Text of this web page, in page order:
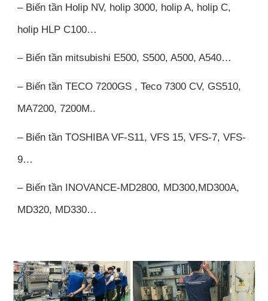
– Biến tần Holip NV, holip 3000, holip A, holip C,
holip HLP C100…
– Biến tần mitsubishi E500, S500, A500, A540…
– Biến tần TECO 7200GS , Teco 7300 CV, GS510,
MA7200, 7200M..
– Biến tần TOSHIBA VF-S11, VFS 15, VFS-7, VFS-
9…
– Biến tần INOVANCE-MD2800, MD300,MD300A,
MD320, MD330…